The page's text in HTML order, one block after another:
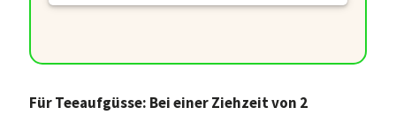
Für Teeaufgüsse: Bei einer Ziehzeit von 2